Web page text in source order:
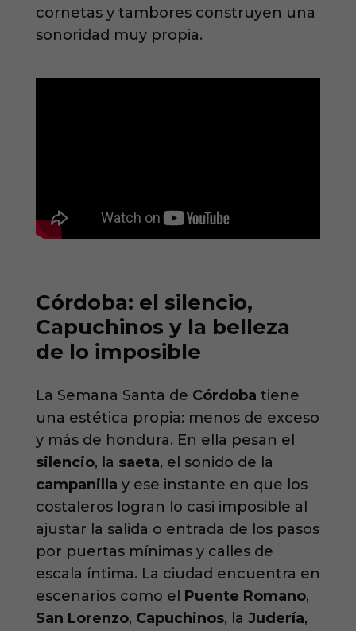
cornetas y tambores construyen una
sonoridad muy propia.
Córdoba: el silencio,
Capuchinos y la belleza
de lo imposible
La Semana Santa de Córdoba tiene
una estética propia: menos de exceso
y más de hondura. En ella pesan el
silencio, la saeta, el sonido de la
campanilla y ese instante en que los
costaleros logran lo casi imposible al
ajustar la salida o entrada de los pasos
por puertas mínimas y calles de
escala íntima. La ciudad encuentra en
escenarios como el Puente Romano,
San Lorenzo, Capuchinos, la Judería,